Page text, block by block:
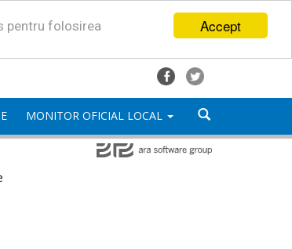
Accept
pentru folosirea
MONITOR OFICIAL LOCAL